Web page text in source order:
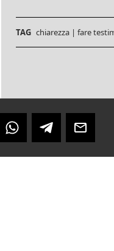
TAG chiarezza | fare